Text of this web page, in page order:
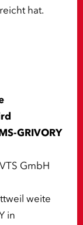
hat.
GRIVORY
GmbH
weite
in